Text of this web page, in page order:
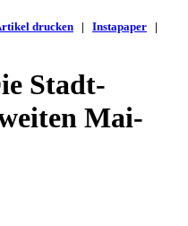
drucken | Instapaper |
Stadt-
Mai-